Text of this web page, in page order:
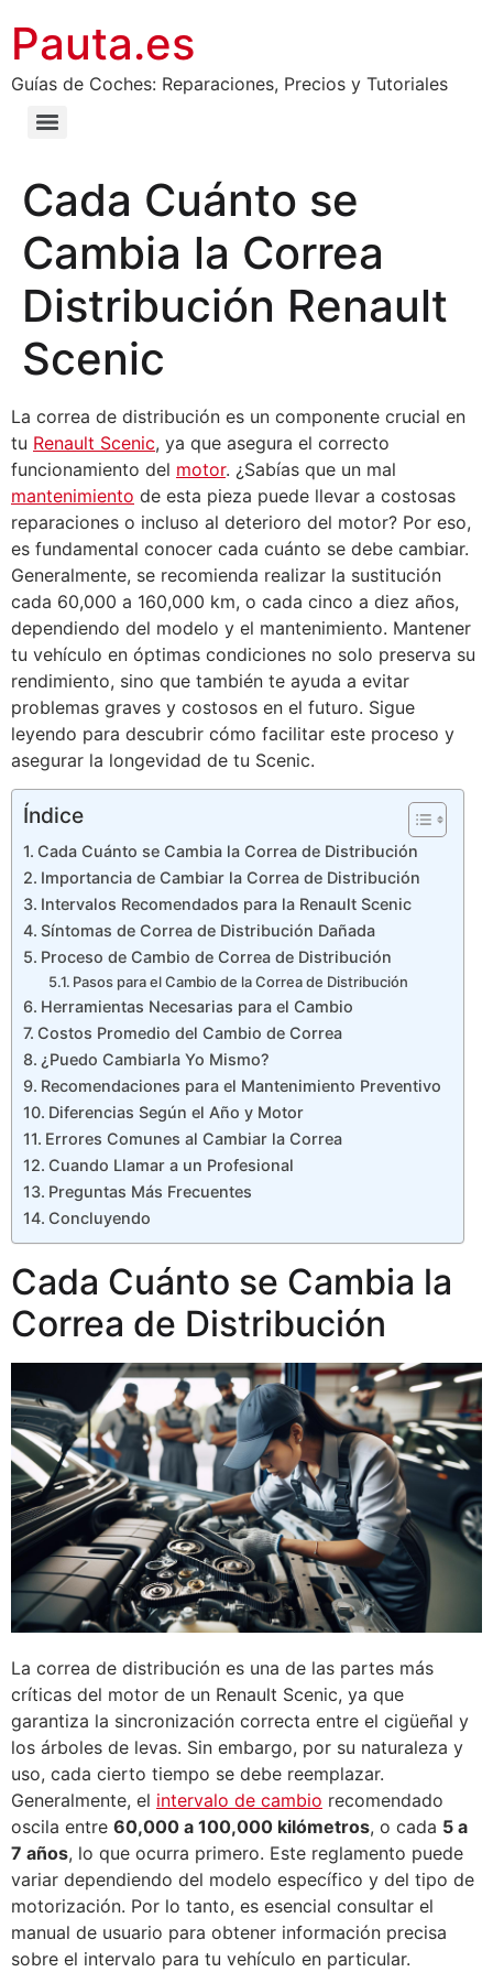
Pauta.es
Guías de Coches: Reparaciones, Precios y Tutoriales
Cada Cuánto se
Cambia la Correa
Distribución Renault
Scenic
La correa de distribución es un componente crucial en
tu Renault Scenic, ya que asegura el correcto
funcionamiento del motor. ¿Sabías que un mal
mantenimiento de esta pieza puede llevar a costosas
reparaciones o incluso al deterioro del motor? Por eso,
es fundamental conocer cada cuánto se debe cambiar.
Generalmente, se recomienda realizar la sustitución
cada 60,000 a 160,000 km, o cada cinco a diez años,
dependiendo del modelo y el mantenimiento. Mantener
tu vehículo en óptimas condiciones no solo preserva su
rendimiento, sino que también te ayuda a evitar
problemas graves y costosos en el futuro. Sigue
leyendo para descubrir cómo facilitar este proceso y
asegurar la longevidad de tu Scenic.
Índice
Cada Cuánto se Cambia la Correa de Distribución
Importancia de Cambiar la Correa de Distribución
Intervalos Recomendados para la Renault Scenic
Síntomas de Correa de Distribución Dañada
Proceso de Cambio de Correa de Distribución
Pasos para el Cambio de la Correa de Distribución
Herramientas Necesarias para el Cambio
Costos Promedio del Cambio de Correa
¿Puedo Cambiarla Yo Mismo?
Recomendaciones para el Mantenimiento Preventivo
Diferencias Según el Año y Motor
Errores Comunes al Cambiar la Correa
Cuando Llamar a un Profesional
Preguntas Más Frecuentes
Concluyendo
Cada Cuánto se Cambia la
Correa de Distribución
La correa de distribución es una de las partes más
críticas del motor de un Renault Scenic, ya que
garantiza la sincronización correcta entre el cigüeñal y
los árboles de levas. Sin embargo, por su naturaleza y
uso, cada cierto tiempo se debe reemplazar.
Generalmente, el intervalo de cambio recomendado
oscila entre 60,000 a 100,000 kilómetros, o cada 5 a
7 años, lo que ocurra primero. Este reglamento puede
variar dependiendo del modelo específico y del tipo de
motorización. Por lo tanto, es esencial consultar el
manual de usuario para obtener información precisa
sobre el intervalo para tu vehículo en particular.